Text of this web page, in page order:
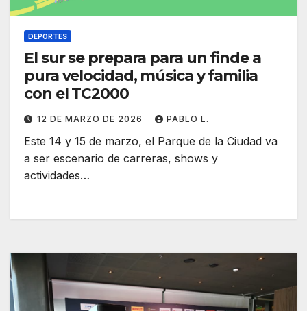
DEPORTES
El sur se prepara para un finde a
pura velocidad, música y familia
con el TC2000
12 DE MARZO DE 2026 PABLO L.
Este 14 y 15 de marzo, el Parque de la Ciudad va
a ser escenario de carreras, shows y
actividades…